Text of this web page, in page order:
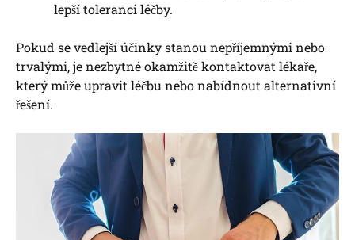
lepší toleranci léčby.
Pokud se vedlejší účinky stanou nepříjemnými nebo
trvalými, je nezbytné okamžitě kontaktovat lékaře,
který může upravit léčbu nebo nabídnout alternativní
řešení.